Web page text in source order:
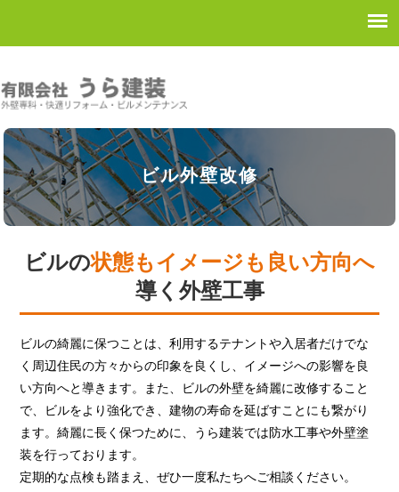
ビル外壁改修
ビルの状態もイメージも良い方向へ
導く外壁工事
ビルの綺麗に保つことは、利用するテナントや入居者だけでな
く周辺住民の方々からの印象を良くし、イメージへの影響を良
い方向へと導きます。また、ビルの外壁を綺麗に改修すること
で、ビルをより強化でき、建物の寿命を延ばすことにも繋がり
ます。綺麗に長く保つために、うら建装では防水工事や外壁塗
装を行っております。
定期的な点検も踏まえ、ぜひ一度私たちへご相談ください。